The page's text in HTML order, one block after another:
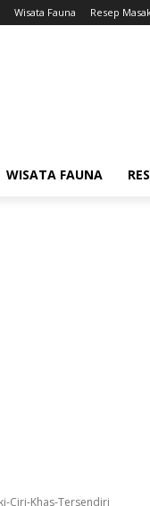
Wisata Fauna Resep
WISATA FAUNA
Ciri-Khas-Tersendiri